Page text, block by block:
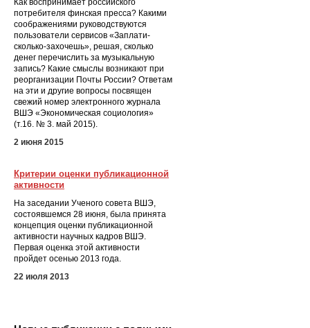
Как воспринимает российского
потребителя финская пресса? Какими
соображениями руководствуются
пользователи сервисов «Заплати-
сколько-захочешь», решая, сколько
денег перечислить за музыкальную
запись? Какие смыслы возникают при
реорганизации Почты России? Ответам
на эти и другие вопросы посвящен
свежий номер электронного журнала
ВШЭ «Экономическая социология»
(т.16. № 3. май 2015).
2 июня 2015
Критерии оценки публикационной
активности
На заседании Ученого совета ВШЭ,
состоявшемся 28 июня, была принята
концепция оценки публикационной
активности научных кадров ВШЭ.
Первая оценка этой активности
пройдет осенью 2013 года.
22 июля 2013